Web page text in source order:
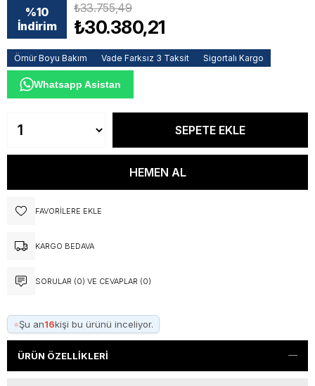
%10
İndirim
₺33.755,49
₺30.380,21
Ömür Boyu Bakım Vade Farksız 3 Taksit Sigortalı Kargo
Whatsapp Asistan
FAVORILERE EKLE
KARGO BEDAVA
SORULAR (0) VE CEVAPLAR (0)
●Şu an16kişi bu ürünü inceliyor.
ÜRÜN ÖZELLIKLERI